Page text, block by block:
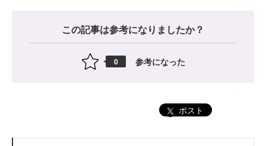
この記事は参考になりましたか？
0 参考になった
ポスト